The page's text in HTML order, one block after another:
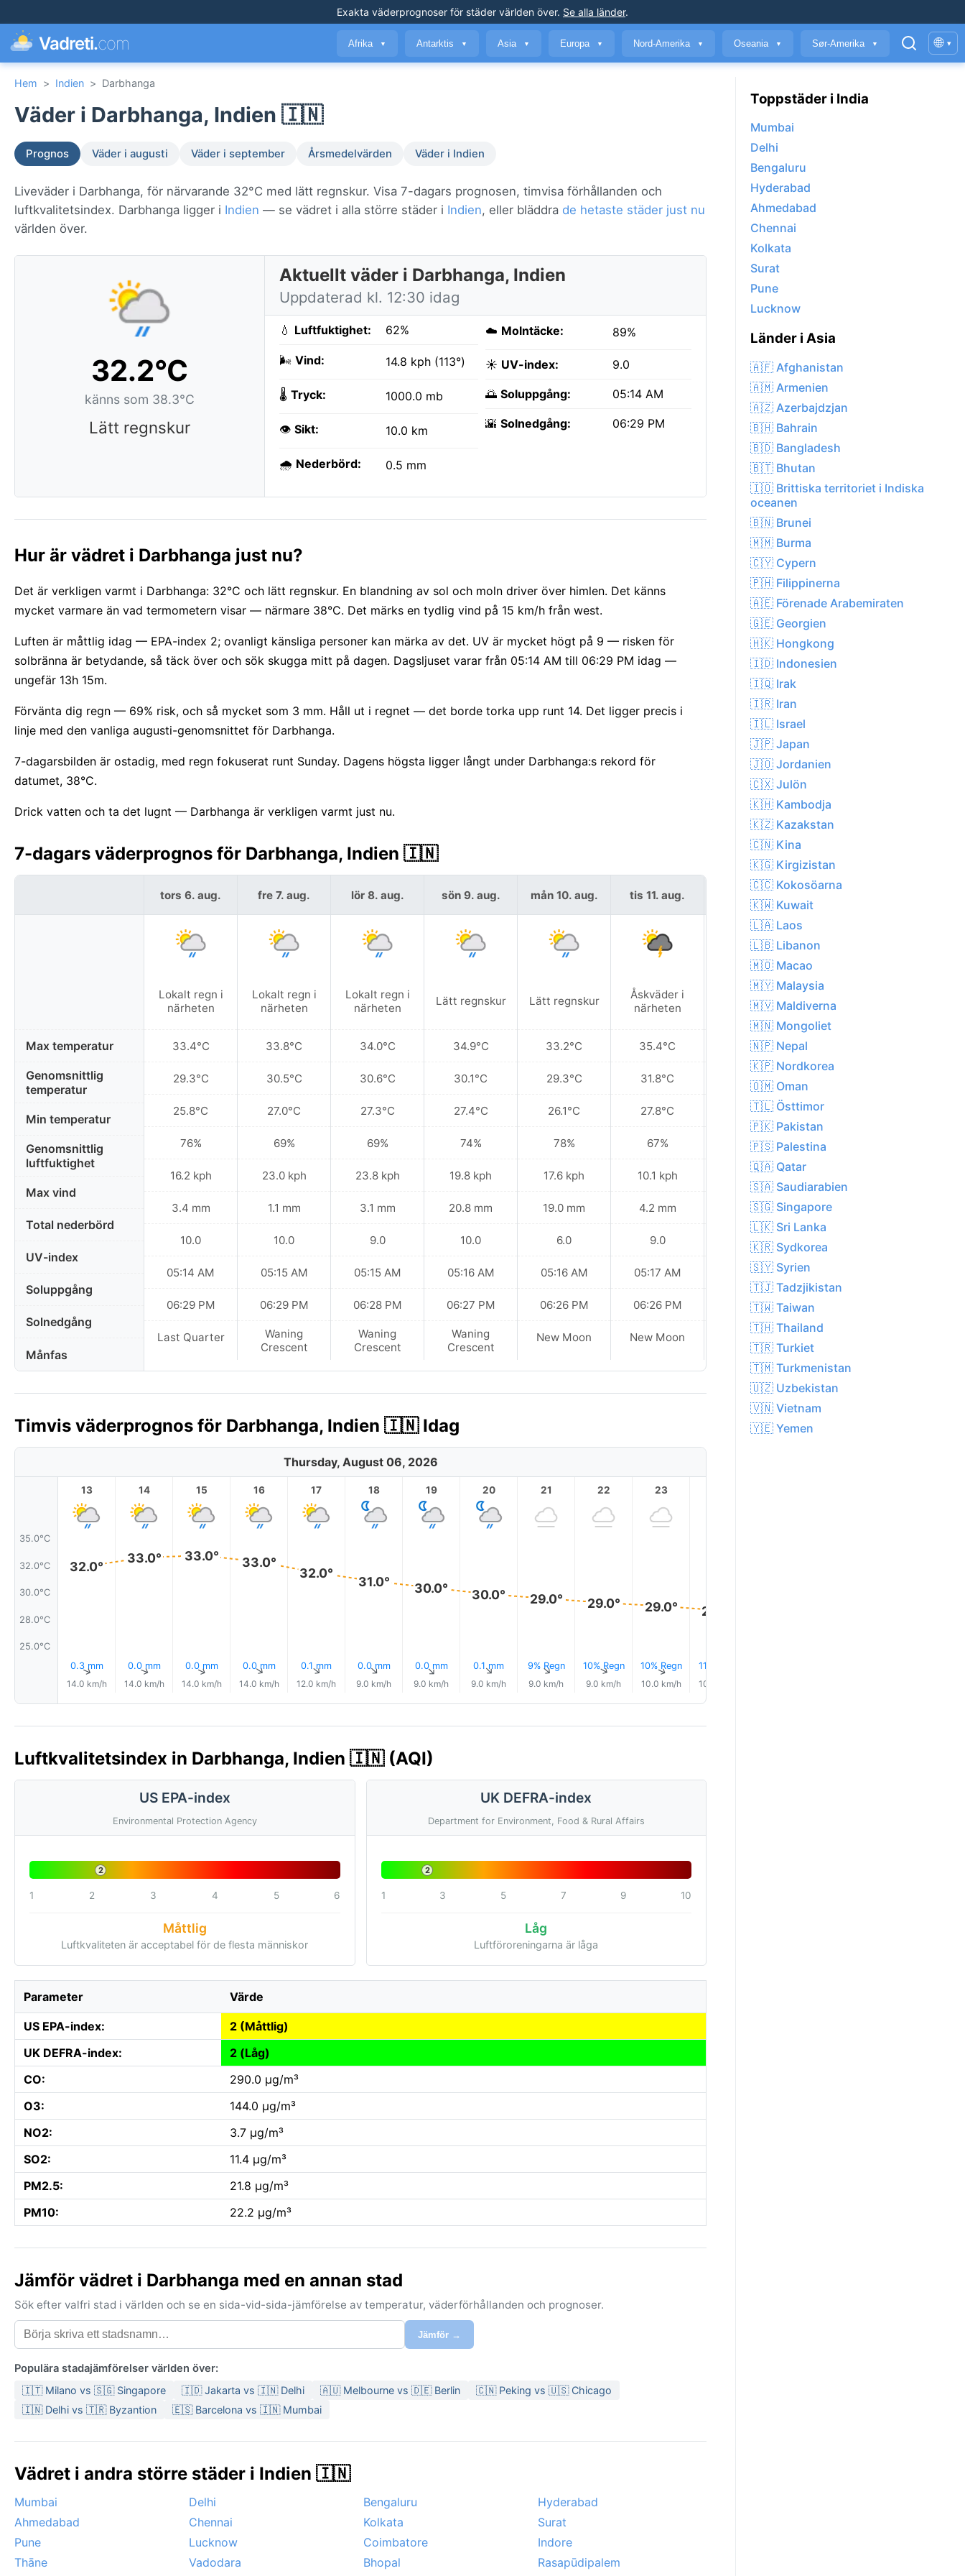
Exakta väderprognoser för städer världen över. Se alla länder.
Vadreti.com Afrika ▼ Antarktis ▼ Asia ▼ Europa ▼ Nord-Amerika ▼ Oseania ▼ Sør-Amerika ▼ 🌐 ▾
Hem > Indien > Darbhanga
Väder i Darbhanga, Indien 🇮🇳
Prognos Väder i augusti Väder i september Årsmedelvärden Väder i Indien
Liveväder i Darbhanga, för närvarande 32°C med lätt regnskur. Visa 7-dagars prognosen, timvisa förhållanden och
luftkvalitetsindex. Darbhanga ligger i Indien — se vädret i alla större städer i Indien, eller bläddra de hetaste städer just nu
världen över.
32.2°C
känns som 38.3°C
Lätt regnskur
Aktuellt väder i Darbhanga, Indien
Uppdaterad kl. 12:30 idag
💧 Luftfuktighet: 62%
🌬️ Vind: 14.8 kph (113°)
🌡️ Tryck: 1000.0 mb
👁️ Sikt: 10.0 km
🌧️ Nederbörd: 0.5 mm
☁️ Molntäcke: 89%
☀️ UV-index: 9.0
🌅 Soluppgång: 05:14 AM
🌇 Solnedgång: 06:29 PM
Hur är vädret i Darbhanga just nu?
Det är verkligen varmt i Darbhanga: 32°C och lätt regnskur. En blandning av sol och moln driver över himlen. Det känns
mycket varmare än vad termometern visar — närmare 38°C. Det märks en tydlig vind på 15 km/h från west.
Luften är måttlig idag — EPA-index 2; ovanligt känsliga personer kan märka av det. UV är mycket högt på 9 — risken för
solbränna är betydande, så täck över och sök skugga mitt på dagen. Dagsljuset varar från 05:14 AM till 06:29 PM idag —
ungefär 13h 15m.
Förvänta dig regn — 69% risk, och så mycket som 3 mm. Håll ut i regnet — det borde torka upp runt 14. Det ligger precis i
linje med den vanliga augusti-genomsnittet för Darbhanga.
7-dagarsbilden är ostadig, med regn fokuserat runt Sunday. Dagens högsta ligger långt under Darbhanga:s rekord för
datumet, 38°C.
Drick vatten och ta det lugnt — Darbhanga är verkligen varmt just nu.
7-dagars väderprognos för Darbhanga, Indien 🇮🇳
Max temperatur
Genomsnittlig
temperatur
Min temperatur
Genomsnittlig
luftfuktighet
Max vind
Total nederbörd
UV-index
Soluppgång
Solnedgång
Månfas
tors 6. aug.
Lokalt regn i
närheten
33.4°C
29.3°C
25.8°C
76%
16.2 kph
3.4 mm
10.0
05:14 AM
06:29 PM
Last Quarter
fre 7. aug.
Lokalt regn i
närheten
33.8°C
30.5°C
27.0°C
69%
23.0 kph
1.1 mm
10.0
05:15 AM
06:29 PM
Waning
Crescent
lör 8. aug.
Lokalt regn i
närheten
34.0°C
30.6°C
27.3°C
69%
23.8 kph
3.1 mm
9.0
05:15 AM
06:28 PM
Waning
Crescent
sön 9. aug.
Lätt regnskur
34.9°C
30.1°C
27.4°C
74%
19.8 kph
20.8 mm
10.0
05:16 AM
06:27 PM
Waning
Crescent
mån 10. aug.
Lätt regnskur
33.2°C
29.3°C
26.1°C
78%
17.6 kph
19.0 mm
6.0
05:16 AM
06:26 PM
New Moon
tis 11. aug.
Åskväder i
närheten
35.4°C
31.8°C
27.8°C
67%
10.1 kph
4.2 mm
9.0
05:17 AM
06:26 PM
New Moon
ons 12. aug.
Åskväder i
närheten
36.2°C
33.4°C
30.0°C
61%
9.0 kph
3.7 mm
8.0
05:17 AM
06:25 PM
New Moon
Timvis väderprognos för Darbhanga, Indien 🇮🇳 Idag
Thursday, August 06, 2026
35.0°C
32.0°C
30.0°C
28.0°C
25.0°C
13
32.0°
0.3 mm
↑
14.0 km/h
14
33.0°
0.0 mm
↑
14.0 km/h
15
33.0°
0.0 mm
↑
14.0 km/h
16
33.0°
0.0 mm
↑
14.0 km/h
17
32.0°
0.1 mm
↑
12.0 km/h
18
31.0°
0.0 mm
↑
9.0 km/h
19
30.0°
0.0 mm
↑
9.0 km/h
20
30.0°
0.1 mm
↑
9.0 km/h
21
29.0°
9% Regn
↑
9.0 km/h
22
29.0°
10% Regn
↑
9.0 km/h
23
29.0°
10% Regn
↑
10.0 km/h
28.0°
11% Regn
10.0 km/h
Luftkvalitetsindex in Darbhanga, Indien 🇮🇳 (AQI)
US EPA-index
Environmental Protection Agency
2
1 2 3 4 5 6
Måttlig
Luftkvaliteten är acceptabel för de flesta människor
UK DEFRA-index
Department for Environment, Food & Rural Affairs
2
1 3 5 7 9 10
Låg
Luftföroreningarna är låga
Parameter Värde
US EPA-index:
2 (Måttlig)
UK DEFRA-index:
2 (Låg)
CO:
290.0 µg/m³
O3:
144.0 µg/m³
NO2:
3.7 µg/m³
SO2:
11.4 µg/m³
PM2.5:
21.8 µg/m³
PM10:
22.2 µg/m³
Jämför vädret i Darbhanga med en annan stad
Sök efter valfri stad i världen och se en sida-vid-sida-jämförelse av temperatur, väderförhållanden och prognoser.
Jämför →
Populära stadajämförelser världen över:
🇮🇹 Milano vs 🇸🇬 Singapore 🇮🇩 Jakarta vs 🇮🇳 Delhi 🇦🇺 Melbourne vs 🇩🇪 Berlin
🇨🇳 Peking vs 🇺🇸 Chicago
🇮🇳 Delhi vs 🇹🇷 Byzantion
🇪🇸 Barcelona vs 🇮🇳 Mumbai
Vädret i andra större städer i Indien 🇮🇳
Mumbai Delhi Bengaluru
Hyderabad
Ahmedabad
Chennai Kolkata
Surat
Pune
Lucknow Coimbatore
Indore
Thāne
Vadodara Bhopal
Rasapūdipalem
Toppstäder i India
Mumbai
Delhi
Bengaluru
Hyderabad
Ahmedabad
Chennai
Kolkata
Surat
Pune
Lucknow
Länder i Asia
🇦🇫 Afghanistan
🇦🇲 Armenien
🇦🇿 Azerbajdzjan
🇧🇭 Bahrain
🇧🇩 Bangladesh
🇧🇹 Bhutan
🇮🇴 Brittiska territoriet i Indiska
oceanen
🇧🇳 Brunei
🇲🇲 Burma
🇨🇾 Cypern
🇵🇭 Filippinerna
🇦🇪 Förenade Arabemiraten
🇬🇪 Georgien
🇭🇰 Hongkong
🇮🇩 Indonesien
🇮🇶 Irak
🇮🇷 Iran
🇮🇱 Israel
🇯🇵 Japan
🇯🇴 Jordanien
🇨🇽 Julön
🇰🇭 Kambodja
🇰🇿 Kazakstan
🇨🇳 Kina
🇰🇬 Kirgizistan
🇨🇨 Kokosöarna
🇰🇼 Kuwait
🇱🇦 Laos
🇱🇧 Libanon
🇲🇴 Macao
🇲🇾 Malaysia
🇲🇻 Maldiverna
🇲🇳 Mongoliet
🇳🇵 Nepal
🇰🇵 Nordkorea
🇴🇲 Oman
🇹🇱 Östtimor
🇵🇰 Pakistan
🇵🇸 Palestina
🇶🇦 Qatar
🇸🇦 Saudiarabien
🇸🇬 Singapore
🇱🇰 Sri Lanka
🇰🇷 Sydkorea
🇸🇾 Syrien
🇹🇯 Tadzjikistan
🇹🇼 Taiwan
🇹🇭 Thailand
🇹🇷 Turkiet
🇹🇲 Turkmenistan
🇺🇿 Uzbekistan
🇻🇳 Vietnam
🇾🇪 Yemen